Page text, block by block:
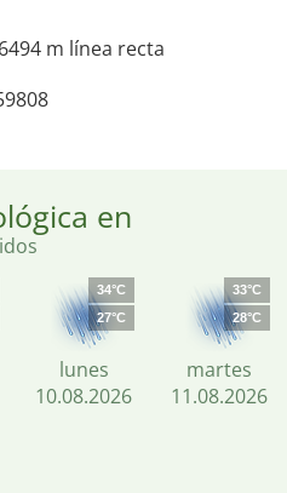
m línea recta
en
34°C
27°C
lunes
10.08.2026
33°C
28°C
martes
11.08.2026